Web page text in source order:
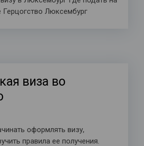
Герцогство Люксембург
виза во
оформлять визу,
правила ее получения.